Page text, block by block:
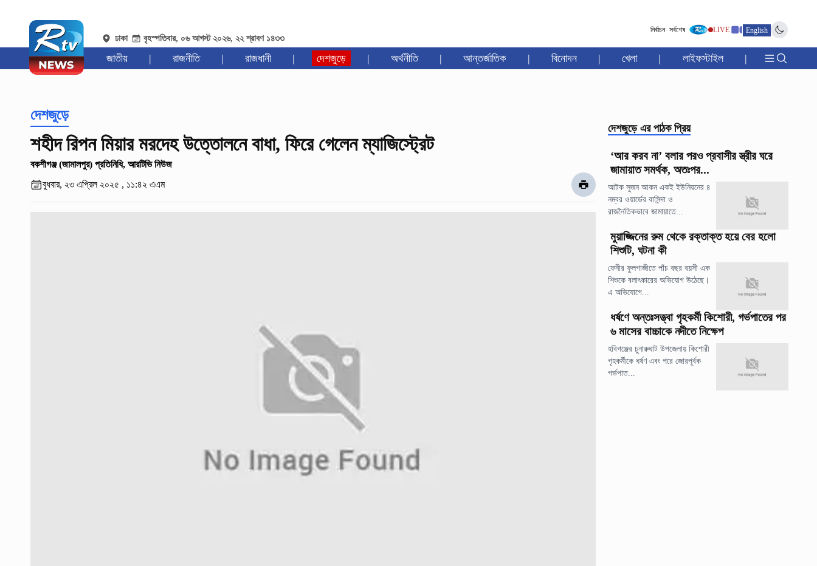
ঢাকা বৃহস্পতিবার, ০৬ আগস্ট ২০২৬, ২২ শ্রাবণ ১৪৩৩
নির্বাচন সর্বশেষ LIVE English
জাতীয় | রাজনীতি | রাজধানী | দেশজুড়ে | অর্থনীতি | আন্তর্জাতিক | বিনোদন | খেলা | লাইফস্টাইল |
দেশজুড়ে
শহীদ রিপন মিয়ার মরদেহ উত্তোলনে বাধা, ফিরে গেলেন ম্যাজিস্ট্রেট
বকশীগঞ্জ (জামালপুর) প্রতিনিধি, আরটিভি নিউজ
বুধবার, ২৩ এপ্রিল ২০২৫ , ১১:৪২ এএম
দেশজুড়ে এর পাঠক প্রিয়
‘আর করব না’ বলার পরও প্রবাসীর স্ত্রীর ঘরে
জামায়াত সমর্থক, অতঃপর...
আটক সুজন আকন একই ইউনিয়নের ৪
নম্বর ওয়ার্ডের বাসিন্দা ও
রাজনৈতিকভাবে জামায়াতে...
মুয়াজ্জিনের রুম থেকে রক্তাক্ত হয়ে বের হলো
শিশুটি, ঘটনা কী
ফেনীর ফুলগাজীতে পাঁচ বছর বয়সী এক
শিশুকে বলাৎকারের অভিযোগ উঠেছে।
এ অভিযোগে...
ধর্ষণে অন্তঃসত্ত্বা গৃহকর্মী কিশোরী, গর্ভপাতের পর
৬ মাসের বাচ্চাকে নদীতে নিক্ষেপ
হবিগঞ্জের চুনারুঘাট উপজেলায় কিশোরী
গৃহকর্মীকে ধর্ষণ এবং পরে জোরপূর্বক
গর্ভপাত...